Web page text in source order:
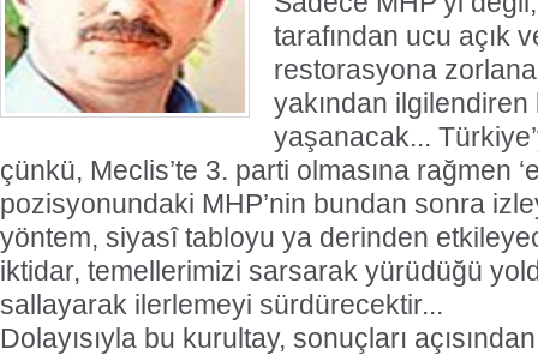
tarafından ucu açık
restorasyona
yakından
yaşanacak...
çünkü, Meclis’te 3. parti olmasına rağmen
pozisyonundaki MHP’nin bundan sonra
yöntem, siyasî tabloyu ya derinden
iktidar, temellerimizi sarsarak yürüdüğü
sallayarak ilerlemeyi sürdürecektir...
Dolayısıyla bu kurultay, sonuçları açısından